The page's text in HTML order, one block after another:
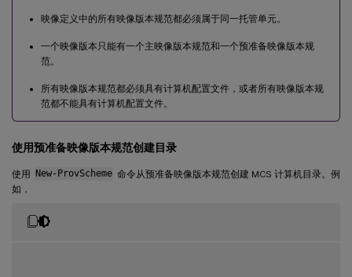
映像定义中的所有映像版本规范都必须属于同一托管单元。
一个映像版本只能有一个主映像版本规范和一个预准备映像版本规
范。
所有映像版本规范都必须具有计算机配置文件，或者所有映像版本规
范都不能具有计算机配置文件。
使用预准备映像版本规范创建目录
使用 New-ProvScheme 命令从预准备映像版本规范创建 MCS 计算机目录。例
如，